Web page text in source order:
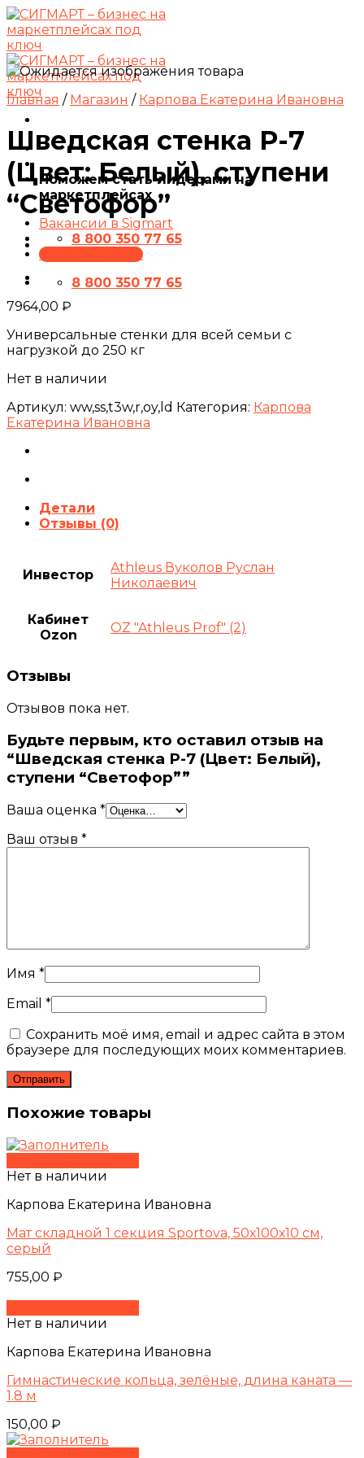
Skip
to
content
Поможем стать лидерами на
маркетплейсах
Вакансии в Sigmart
8 800 350 77 65
ПРЕЗЕНТАЦИЯ
8 800 350 77 65
Главная / Магазин / Карпова Екатерина Ивановна
Шведская стенка P-7
(Цвет: Белый), ступени
“Светофор”
7964,00 ₽
Универсальные стенки для всей семьи с
нагрузкой до 250 кг
Нет в наличии
Артикул: ww,ss,t3w,r,oy,ld Категория: Карпова
Екатерина Ивановна
Детали
Отзывы (0)
Инвестор
Athleus Вуколов Руслан
Николаевич
Кабинет
Ozon
OZ "Athleus Prof" (2)
Отзывы
Отзывов пока нет.
Будьте первым, кто оставил отзыв на
“Шведская стенка P-7 (Цвет: Белый),
ступени “Светофор””
Ваша оценка *
Ваш отзыв *
Имя *
Email *
Сохранить моё имя, email и адрес сайта в этом
браузере для последующих моих комментариев.
Похожие товары
Нет в наличии
Карпова Екатерина Ивановна
Мат складной 1 секция Sportova, 50х100х10 см,
серый
755,00 ₽
Нет в наличии
Карпова Екатерина Ивановна
Гимнастические кольца, зелёные, длина каната —
1.8 м
150,00 ₽